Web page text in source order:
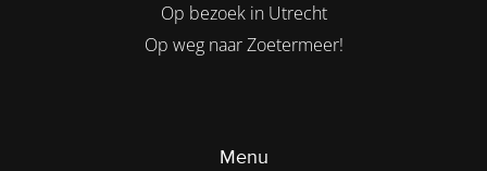
Op bezoek in Utrecht
Op weg naar Zoetermeer!
Menu